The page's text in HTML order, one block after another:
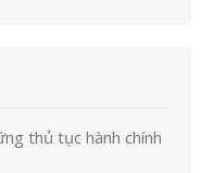
thủ tục hành chính